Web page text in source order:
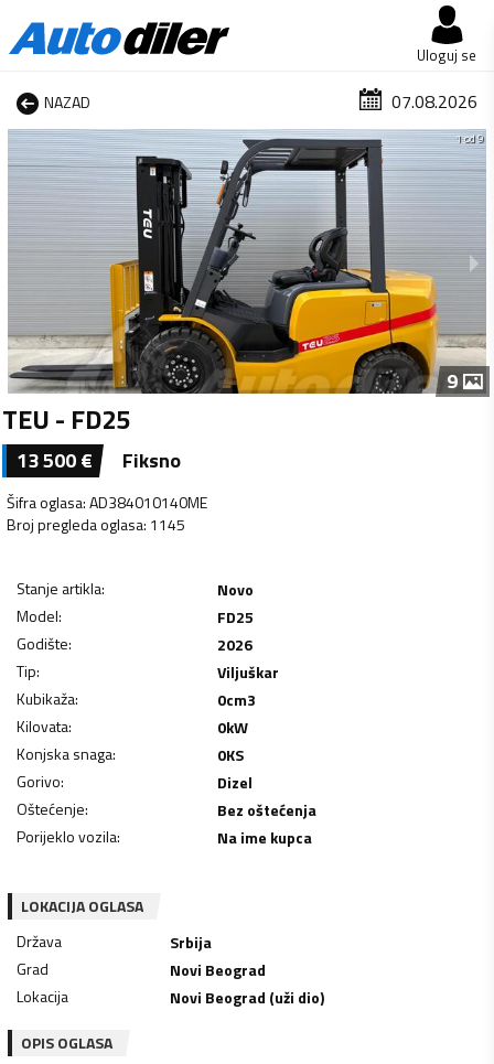
Uloguj se
NAZAD 07.08.2026
1 od 9
9
TEU - FD25
13 500€ Fiksno
Šifra oglasa:AD384010140ME
Broj pregleda oglasa: 1145
Stanje artikla:
Novo
Model:
FD25
Godište:
2026
Tip:
Viljuškar
Kubikaža: 0cm3
Kilovata: 0kW
Konjska snaga: 0KS
Gorivo:
Dizel
Oštećenje:
Bez oštećenja
Porijeklo vozila: Na ime kupca
LOKACIJA OGLASA
Država
Srbija
Grad
Novi Beograd
Lokacija
Novi Beograd (uži dio)
OPIS OGLASA